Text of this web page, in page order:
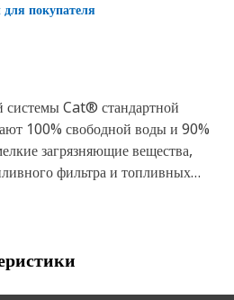
покупателя
системы Cat® стандартной
100% свободной воды и 90%
загрязняющие вещества,
фильтра и топливных
оборудования Cat. Они